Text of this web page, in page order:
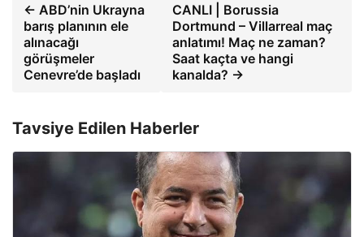
← ABD’nin Ukrayna
barış planının ele
alınacağı
görüşmeler
Cenevre’de başladı
CANLI | Borussia
Dortmund – Villarreal maç
anlatımı! Maç ne zaman?
Saat kaçta ve hangi
kanalda? →
Tavsiye Edilen Haberler